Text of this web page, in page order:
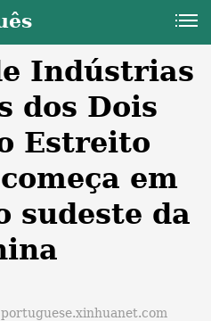
Indústrias
dos Dois
Estreito
em
sudeste da
portuguese.xinhuanet.com